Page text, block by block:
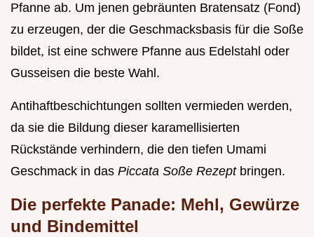
Pfanne ab. Um jenen gebräunten Bratensatz (Fond)
zu erzeugen, der die Geschmacksbasis für die Soße
bildet, ist eine schwere Pfanne aus Edelstahl oder
Gusseisen die beste Wahl.
Antihaftbeschichtungen sollten vermieden werden,
da sie die Bildung dieser karamellisierten
Rückstände verhindern, die den tiefen Umami
Geschmack in das Piccata Soße Rezept bringen.
Die perfekte Panade: Mehl, Gewürze
und Bindemittel